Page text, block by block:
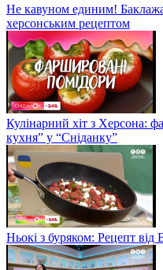
Не кавуном единим!
херсонським рецептом
Кулінарний хіт з Херсона:
кухня” у “Сніданку”
Ньокі з буряком: Рецепт